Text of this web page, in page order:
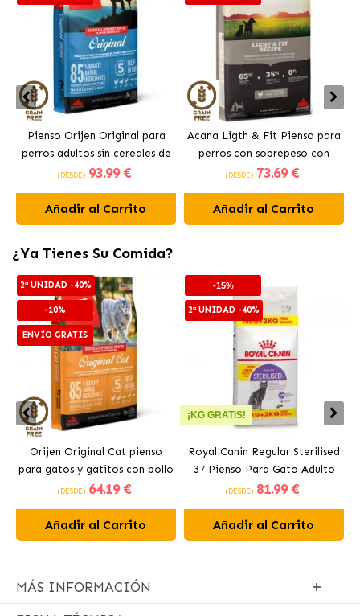
Pienso Orijen Original para
perros adultos sin cereales de
pollo
(DESDE) 93.99 €
Añadir al Carrito
Acana Ligth & Fit Pienso para
perros con sobrepeso con
pollo fresco
(DESDE) 73.69 €
Añadir al Carrito
¿Ya Tienes Su Comida?
2ª UNIDAD -40%
-10%
ENVÍO GRATIS
Orijen Original Cat pienso
para gatos y gatitos con pollo
(DESDE) 64.19 €
Añadir al Carrito
-15%
2ª UNIDAD -40%
¡KG GRATIS!
Royal Canin Regular Sterilised
37 Pienso Para Gato Adulto
Esterilizado
(DESDE) 81.99 €
Añadir al Carrito
MÁS INFORMACIÓN